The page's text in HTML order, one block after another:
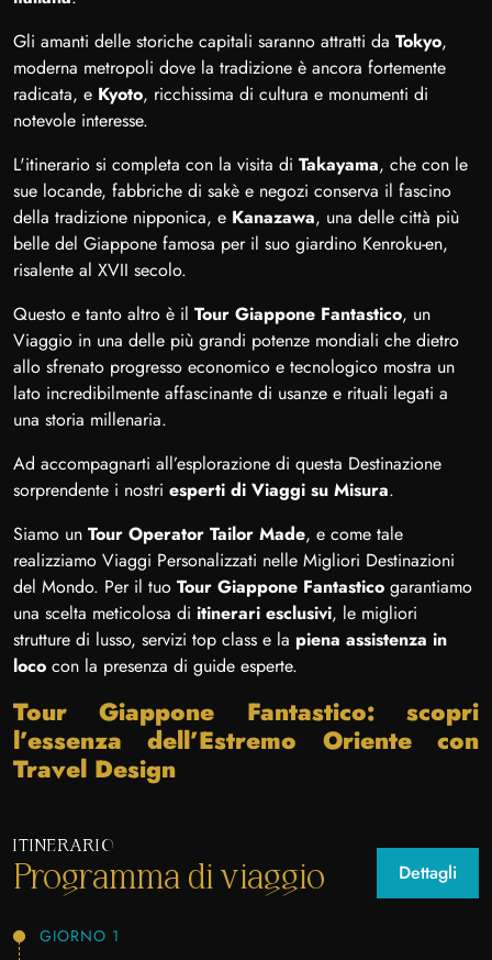
Gli amanti delle storiche capitali saranno attratti da Tokyo,
moderna metropoli dove la tradizione è ancora fortemente
radicata, e Kyoto, ricchissima di cultura e monumenti di
notevole interesse.
L'itinerario si completa con la visita di Takayama, che con le
sue locande, fabbriche di sakè e negozi conserva il fascino
della tradizione nipponica, e Kanazawa, una delle città più
belle del Giappone famosa per il suo giardino Kenroku-en,
risalente al XVII secolo.
Questo e tanto altro è il Tour Giappone Fantastico, un
Viaggio in una delle più grandi potenze mondiali che dietro
allo sfrenato progresso economico e tecnologico mostra un
lato incredibilmente affascinante di usanze e rituali legati a
una storia millenaria.
Ad accompagnarti all’esplorazione di questa Destinazione
sorprendente i nostri esperti di Viaggi su Misura.
Siamo un Tour Operator Tailor Made, e come tale
realizziamo Viaggi Personalizzati nelle Migliori Destinazioni
del Mondo. Per il tuo Tour Giappone Fantastico garantiamo
una scelta meticolosa di itinerari esclusivi, le migliori
strutture di lusso, servizi top class e la piena assistenza in
loco con la presenza di guide esperte.
Tour Giappone Fantastico: scopri
l’essenza dell’Estremo Oriente con
Travel Design
ITINERARIO
Programma di viaggio Dettagli
GIORNO 1